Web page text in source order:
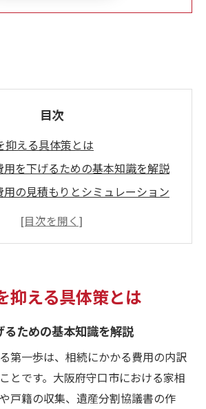
目次
抑える具体策とは
用を下げるための基本知識を解説
用の見積もりとシミュレーション
な家相続を簡潔解説
きの全体像と流れを詳しく解説
査や戸籍収集の注意点と節約法
必要な書類と作成時の費用比較
協議書の作成を簡単にするコツ
抑える具体策とは
ための基本知識を解説
第一歩は、相続にかかる費用の内訳
とです。大阪府守口市における家相
戸籍の収集、遺産分割協議書の作